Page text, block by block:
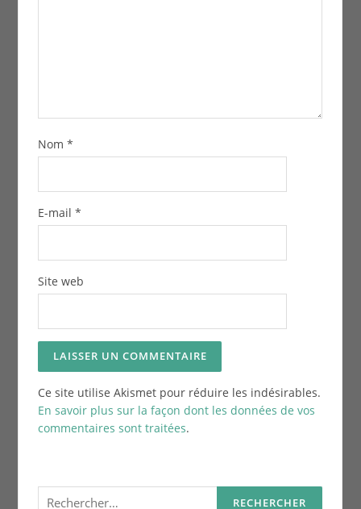
Nom *
E-mail *
Site web
Ce site utilise Akismet pour réduire les indésirables.
En savoir plus sur la façon dont les données de vos
commentaires sont traitées.
Rechercher :